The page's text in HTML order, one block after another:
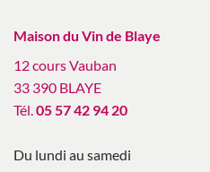
Maison du Vin de Blaye
12 cours Vauban
33 390 BLAYE
Tél.05 57 42 94 20
Du lundi au samedi